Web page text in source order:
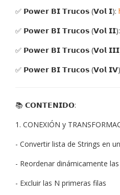
✅ 𝗣𝗼𝘄𝗲𝗿 𝗕𝗜 𝗧𝗿𝘂𝗰𝗼𝘀 (𝗩𝗼𝗹 𝗜):
✅ 𝗣𝗼𝘄𝗲𝗿 𝗕𝗜 𝗧𝗿𝘂𝗰𝗼𝘀 (𝗩𝗼𝗹 𝗜𝗜):
✅ 𝗣𝗼𝘄𝗲𝗿 𝗕𝗜 𝗧𝗿𝘂𝗰𝗼𝘀 (𝗩𝗼𝗹
✅ 𝗣𝗼𝘄𝗲𝗿 𝗕𝗜 𝗧𝗿𝘂𝗰𝗼𝘀 (𝗩𝗼𝗹
📚 𝗖𝗢𝗡𝗧𝗘𝗡𝗜𝗗𝗢:
1. CONEXIÓN y
- Convertir lista de Strings en
- Reordenar dinámicamente
- Excluir las N primeras filas